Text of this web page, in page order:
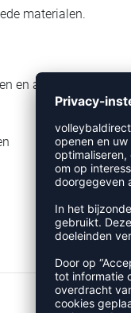
materialen.
en af te sluiten